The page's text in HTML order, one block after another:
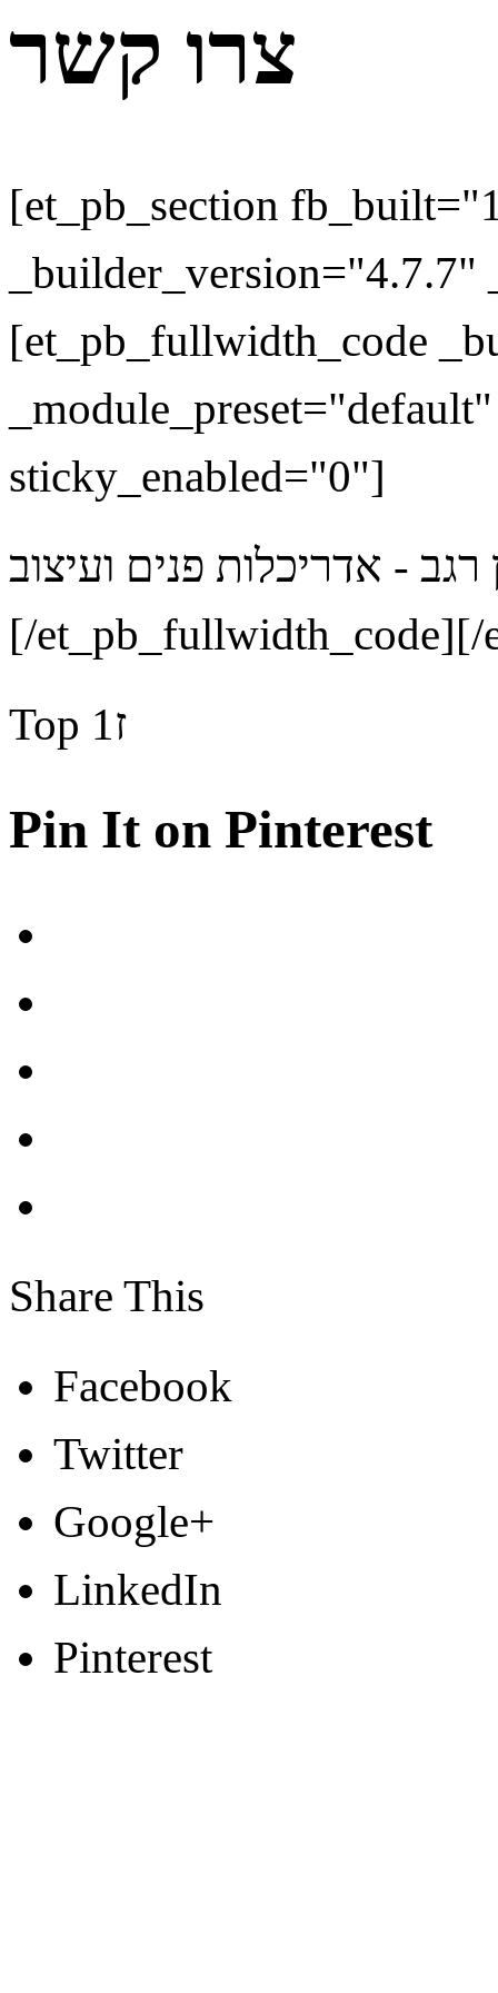
צרו קשר
[et_pb_section
[et_pb_fullwidth_code
sticky_enabled="0"]
רגב - אדריכלות פנים ועיצוב
[/et_pb_fullwidth_code][/
Top
ז1
Pin It on Pinterest
Share This
Facebook
Twitter
Google+
LinkedIn
Pinterest